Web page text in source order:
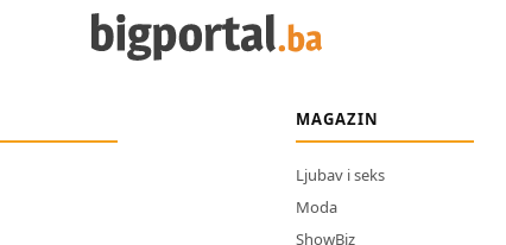
MAGAZIN
Ljubav i seks
Moda
ShowBiz